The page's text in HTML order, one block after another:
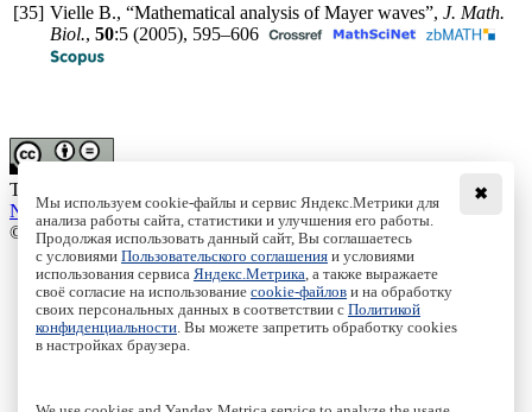
[35] Vielle B., “Mathematical analysis of Mayer waves”, J. Math.
Biol., 50:5 (2005), 595–606
This work is licensed under a
NoDerivs 3.0 Unported License
© Institute of Computer Science Izhevsk, 2005 - 2026
About
Editorial Board
All Issues
Author Info
Publishing Ethics
Online Submission
✖
Мы используем cookie-файлы и сервис Яндекс.Метрики для
анализа работы сайта, статистики и улучшения его работы.
Продолжая использовать данный сайт, Вы соглашаетесь
с условиями Пользовательского соглашения и условиями
использования сервиса Яндекс.Метрика , а также выражаете
своё согласие на использование cookie-файлов и на обработку
своих персональных данных в соответствии с Политикой
конфиденциальности . Вы можете запретить обработку cookies
в настройках браузера.